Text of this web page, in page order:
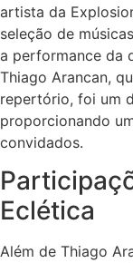
artista da
seleção de
a performance da
Thiago Arancan,
repertório, foi um
proporcionando
convidados.
Eclética
Além de Thiago